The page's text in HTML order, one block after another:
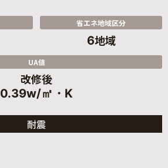
省エネ地域区分
6地域
UA値
改修後
0.39w/㎡・K
耐震